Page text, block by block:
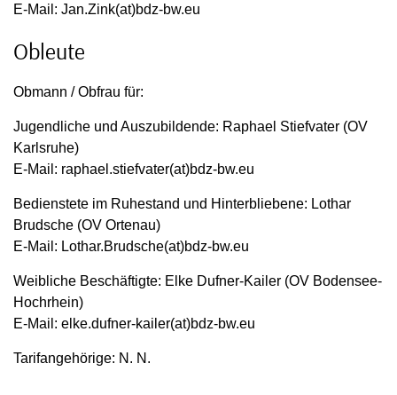
E-Mail: Jan.Zink(at)bdz-bw.eu
Obleute
Obmann / Obfrau für:
Jugendliche und Auszubildende: Raphael Stiefvater (OV
Karlsruhe)
E-Mail: raphael.stiefvater(at)bdz-bw.eu
Bedienstete im Ruhestand und Hinterbliebene: Lothar
Brudsche (OV Ortenau)
E-Mail: Lothar.Brudsche(at)bdz-bw.eu
Weibliche Beschäftigte: Elke Dufner-Kailer (OV Bodensee-
Hochrhein)
E-Mail: elke.dufner-kailer(at)bdz-bw.eu
Tarifangehörige: N. N.